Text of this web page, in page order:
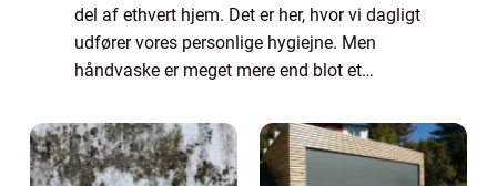
del af ethvert hjem. Det er her, hvor vi dagligt
udfører vores personlige hygiejne. Men
håndvaske er meget mere end blot et
også være et smukt og stilfuldt designe...